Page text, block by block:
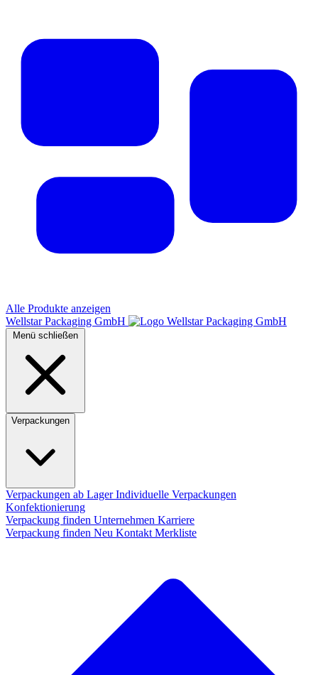
Alle Produkte anzeigen
Wellstar Packaging GmbH
Menü schließen
Verpackungen
Verpackungen ab LagerIndividuelle Verpackungen
Konfektionierung
Verpackung finden Unternehmen Karriere
Verpackung finden Neu Kontakt Merkliste